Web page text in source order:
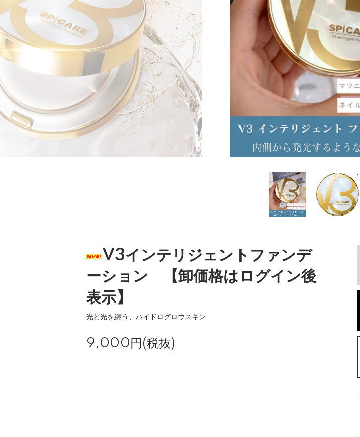
V3インテリジェントファンデ
ーション 【卸価格はログイン後
表示】
光と光を纏う、ハイドログロウスキン
9,000円(税抜)